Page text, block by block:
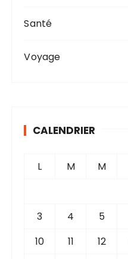
Santé
Voyage
CALENDRIER
L M M
3
4 5
10
11 12